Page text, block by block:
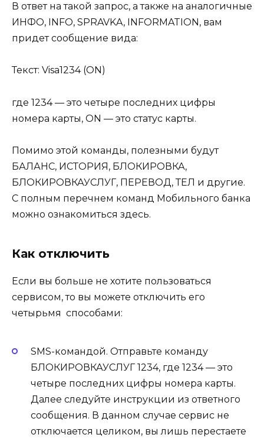
В ответ на такой запрос, а также на аналогичные
ИНФО, INFO, SPRAVKA, INFORMATION, вам
придет сообщение вида:
Текст: Visa1234 (ON)
где 1234 — это четыре последних цифры
номера карты, ON — это статус карты.
Помимо этой команды, полезными будут
БАЛАНС, ИСТОРИЯ, БЛОКИРОВКА,
БЛОКИРОВКАУСЛУГ, ПЕРЕВОД, ТЕЛ и другие.
С полным перечнем команд Мобильного банка
можно ознакомиться здесь.
Как отключить
Если вы больше не хотите пользоваться
сервисом, то вы можете отключить его
четырьмя способами:
SMS-командой. Отправьте команду
БЛОКИРОВКАУСЛУГ 1234, где 1234 — это
четыре последних цифры номера карты.
Далее следуйте инструкции из ответного
сообщения. В данном случае сервис не
отключается целиком, вы лишь перестаете